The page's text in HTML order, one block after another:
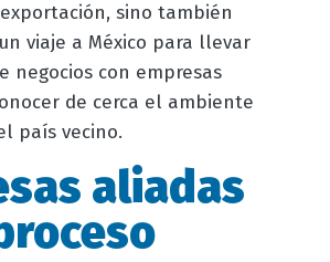
sino también
viaje a México para llevar
negocios con empresas
de cerca el ambiente
país vecino.
aliadas